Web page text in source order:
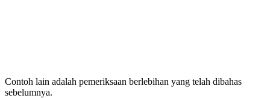
Contoh lain adalah pemeriksaan berlebihan yang telah dibahas
sebelumnya.